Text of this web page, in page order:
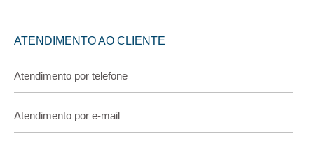
ATENDIMENTO AO CLIENTE
Atendimento por telefone
Atendimento por e-mail